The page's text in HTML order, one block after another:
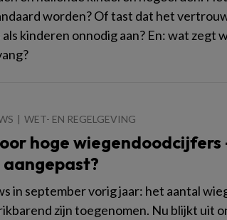
worden? Of tast dat het
kinderen onnodig aan? En: wat
WET- EN REGELGEVING
hoge
in september vorig jaar: het aantal
zijn toegenomen. Nu blijkt uit